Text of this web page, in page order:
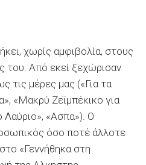
χωρίς αμφιβολία, στους
του. Από εκεί ξεχώρισαν
τις μέρες μας («Για τα
«Μακρύ Ζεϊμπέκικο για
Λαύριο», «Ασπα»). Ο
όσο ποτέ άλλοτε
«Γεννήθηκα στη